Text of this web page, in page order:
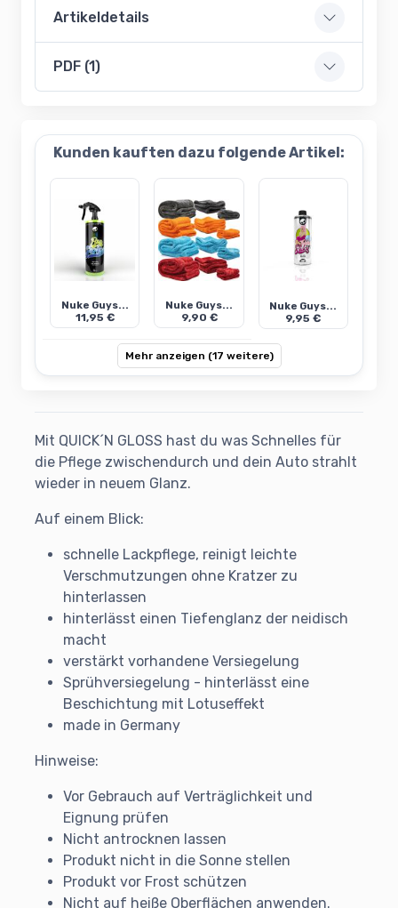
Artikeldetails
PDF (1)
Kunden kauften dazu folgende Artikel:
Nuke Guys...
11,95 €
Nuke Guys...
9,90 €
Nuke Guys...
9,95 €
Mehr anzeigen (17 weitere)
Mit QUICK´N GLOSS hast du was Schnelles für
die Pflege zwischendurch und dein Auto strahlt
wieder in neuem Glanz.
Auf einem Blick:
schnelle Lackpflege, reinigt leichte
Verschmutzungen ohne Kratzer zu
hinterlassen
hinterlässt einen Tiefenglanz der neidisch
macht
verstärkt vorhandene Versiegelung
Sprühversiegelung - hinterlässt eine
Beschichtung mit Lotuseffekt
made in Germany
Hinweise:
Vor Gebrauch auf Verträglichkeit und
Eignung prüfen
Nicht antrocknen lassen
Produkt nicht in die Sonne stellen
Produkt vor Frost schützen
Nicht auf heiße Oberflächen anwenden.